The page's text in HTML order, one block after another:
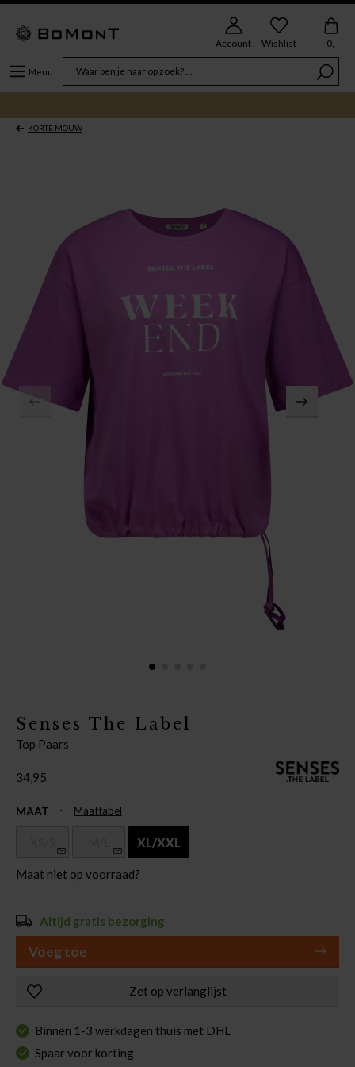
Menu
Account Wishlist 0,-
KORTE MOUW
Senses The Label
Top Paars
34,95
MAAT Maattabel
XL/XXL
Maat niet op voorraad?
Altijd gratis bezorging
Voeg toe
Zet op verlanglijst
Binnen 1-3 werkdagen thuis met DHL
Spaar voor korting